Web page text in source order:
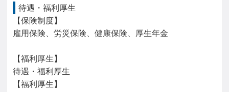
待遇・福利厚生
【保険制度】
雇用保険、労災保険、健康保険、厚生年金
【福利厚生】
待遇・福利厚生
【福利厚生】